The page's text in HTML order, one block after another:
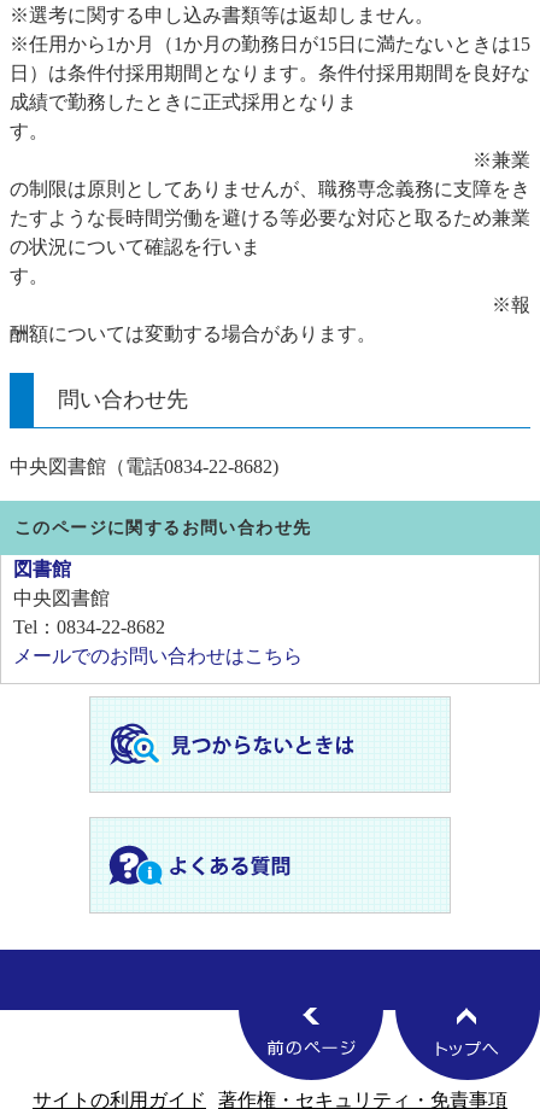
※選考に関する申し込み書類等は返却しません。
※任用から1か月（1か月の勤務日が15日に満たないときは15
日）は条件付採用期間となります。条件付採用期間を良好な
成績で勤務したときに正式採用となりま
す。
※兼業
の制限は原則としてありませんが、職務専念義務に支障をき
たすような長時間労働を避ける等必要な対応と取るため兼業
の状況について確認を行いま
す。
※報
酬額については変動する場合があります。
問い合わせ先
中央図書館（電話0834-22-8682)
このページに関するお問い合わせ先
図書館
中央図書館
Tel：0834-22-8682
メールでのお問い合わせはこちら
サイトの利用ガイド 著作権・セキュリティ・免責事項